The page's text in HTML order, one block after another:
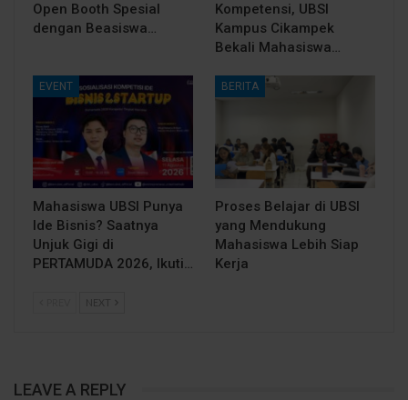
Open Booth Spesial
dengan Beasiswa…
Kompetensi, UBSI
Kampus Cikampek
Bekali Mahasiswa…
EVENT
Mahasiswa UBSI Punya
Ide Bisnis? Saatnya
Unjuk Gigi di
PERTAMUDA 2026, Ikuti…
BERITA
Proses Belajar di UBSI
yang Mendukung
Mahasiswa Lebih Siap
Kerja
NEXT
LEAVE A REPLY